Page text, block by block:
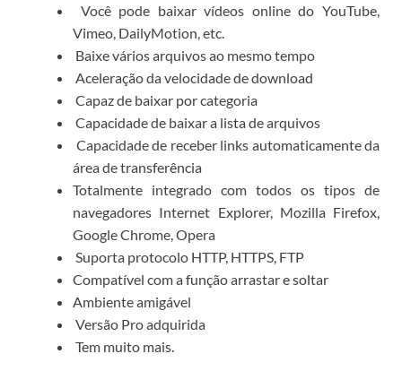
Você pode baixar vídeos online do YouTube,
Vimeo, DailyMotion, etc.
Baixe vários arquivos ao mesmo tempo
Aceleração da velocidade de download
Capaz de baixar por categoria
Capacidade de baixar a lista de arquivos
Capacidade de receber links automaticamente da
área de transferência
Totalmente integrado com todos os tipos de
navegadores Internet Explorer, Mozilla Firefox,
Google Chrome, Opera
Suporta protocolo HTTP, HTTPS, FTP
Compatível com a função arrastar e soltar
Ambiente amigável
Versão Pro adquirida
Tem muito mais.